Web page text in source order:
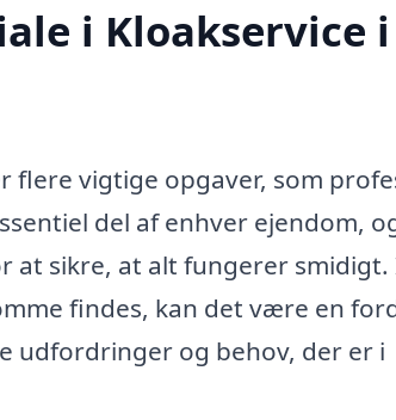
i Kloakservice i
flere vigtige opgaver, som
del af enhver ejendom,
sikre, at alt fungerer smidigt.
findes, kan det være en
udfordringer og behov, der er i